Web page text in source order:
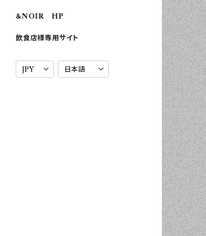
＆NOIR HP
飲食店様専用サイト